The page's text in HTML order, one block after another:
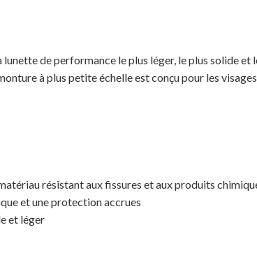
de performance le plus léger, le plus solide et
à plus petite échelle est conçu pour les
résistant aux fissures et aux produits
et une protection accrues
et léger